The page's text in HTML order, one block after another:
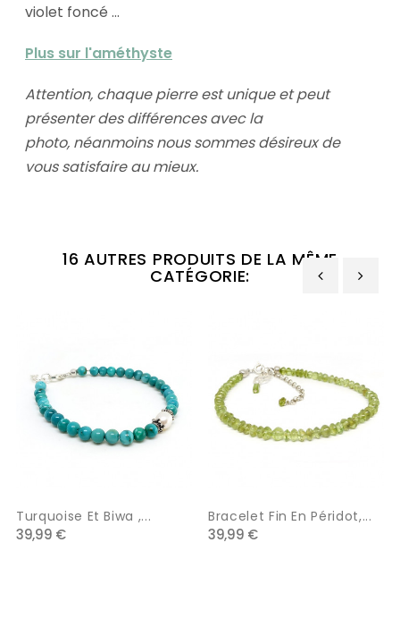
violet foncé ...
Plus sur l'améthyste
Attention, chaque pierre est unique et peut
présenter des différences avec la
photo, néanmoins nous sommes désireux de
vous satisfaire au mieux.
16 AUTRES PRODUITS DE LA MÊME
CATÉGORIE:
Turquoise Et Biwa ,...
39,99 €
Bracelet Fin En Péridot,...
39,99 €